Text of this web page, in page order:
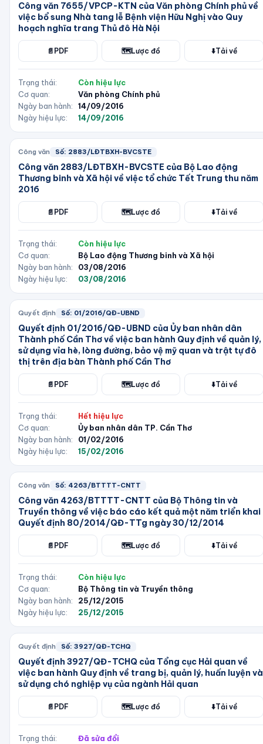
Công văn 7655/VPCP-KTN của Văn phòng Chính phủ về
việc bổ sung Nhà tang lễ Bệnh viện Hữu Nghị vào Quy
hoạch nghĩa trang Thủ đô Hà Nội
📄 PDF 🗺️Lược đồ ⬇️Tải về
Trạng thái:
Còn hiệu lực
Cơ quan:
Văn phòng Chính phủ
Ngày ban hành:
14/09/2016
Ngày hiệu lực:
14/09/2016
Công văn Số: 2883/LĐTBXH-BVCSTE
Công văn 2883/LĐTBXH-BVCSTE của Bộ Lao động
Thương binh và Xã hội về việc tổ chức Tết Trung thu năm
2016
📄 PDF 🗺️Lược đồ ⬇️Tải về
Trạng thái:
Còn hiệu lực
Cơ quan:
Bộ Lao động Thương binh và Xã hội
Ngày ban hành:
03/08/2016
Ngày hiệu lực:
03/08/2016
Quyết định Số: 01/2016/QĐ-UBND
Quyết định 01/2016/QĐ-UBND của Ủy ban nhân dân
Thành phố Cần Thơ về việc ban hành Quy định về quản lý,
sử dụng vỉa hè, lòng đường, bảo vệ mỹ quan và trật tự đô
thị trên địa bàn Thành phố Cần Thơ
📄 PDF 🗺️Lược đồ ⬇️Tải về
Trạng thái:
Hết hiệu lực
Cơ quan:
Ủy ban nhân dân TP. Cần Thơ
Ngày ban hành:
01/02/2016
Ngày hiệu lực:
15/02/2016
Công văn Số: 4263/BTTTT-CNTT
Công văn 4263/BTTTT-CNTT của Bộ Thông tin và
Truyền thông về việc báo cáo kết quả một năm triển khai
Quyết định 80/2014/QĐ-TTg ngày 30/12/2014
📄 PDF 🗺️Lược đồ ⬇️Tải về
Trạng thái:
Còn hiệu lực
Cơ quan:
Bộ Thông tin và Truyền thông
Ngày ban hành:
25/12/2015
Ngày hiệu lực:
25/12/2015
Quyết định Số: 3927/QĐ-TCHQ
Quyết định 3927/QĐ-TCHQ của Tổng cục Hải quan về
việc ban hành Quy định về trang bị, quản lý, huấn luyện và
sử dụng chó nghiệp vụ của ngành Hải quan
📄 PDF 🗺️Lược đồ ⬇️Tải về
Trạng thái: Đã sửa đổi